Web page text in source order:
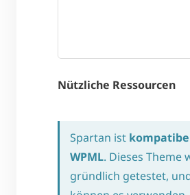
Nützliche Ressourcen
Spartan ist
WPML. Dieses Theme
gründlich getestet,